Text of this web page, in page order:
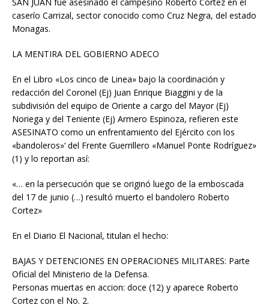
caserío Carrizal, sector conocido como Cruz Negra, del estado
Monagas.
LA MENTIRA DEL GOBIERNO ADECO
En el Libro «Los cinco de Linea» bajo la coordinación y
redacción del Coronel (Ej) Juan Enrique Biaggini y de la
subdivisión del equipo de Oriente a cargo del Mayor (Ej)
Noriega y del Teniente (Ej) Armero Espinoza, refieren este
ASESINATO como un enfrentamiento del Ejército con los
«bandoleros»‘ del Frente Guerrillero «Manuel Ponte Rodríguez»
(1) y lo reportan así:
«… en la persecución que se originó luego de la emboscada
del 17 de junio (…) resultó muerto el bandolero Roberto
Cortez»
En el Diario El Nacional, titulan el hecho:
BAJAS Y DETENCIONES EN OPERACIONES MILITARES: Parte
Oficial del Ministerio de la Defensa.
Personas muertas en accion: doce (12) y aparece Roberto
Cortez con el No. 2.